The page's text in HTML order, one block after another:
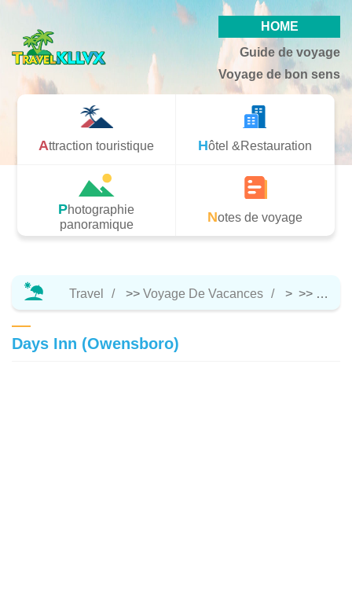
HOME
Guide de voyage
Voyage de bon sens
Attraction touristique Hôtel &Restauration
Photographie
panoramique
Notes de voyage
Travel >> Voyage De Vacances > >> Hôtel
Days Inn (Owensboro)